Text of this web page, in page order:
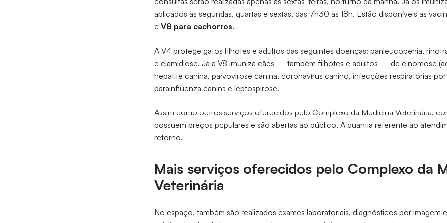
aplicados às segundas, quartas e sextas, das 7h30 às 18h. Estão disponíveis as
eV8 para cachorros.
A V4 protege gatos filhotes e adultos das seguintes doenças: panleucopenia,
e clamidiose. Já a V8 imuniza cães — também filhotes e adultos — de cinomose
hepatite canina, parvovirose canina, coronavírus canino, infecções respiratórias
parainfluenza canina e leptospirose.
Assim como outros serviços oferecidos pelo Complexo da Medicina Veterinária,
possuem preços populares e são abertas ao público. A quantia referente ao
retorno.
Mais serviços oferecidos pelo Complexo da
Veterinária
No espaço, também são realizados exames laboratoriais, diagnósticos por imagem